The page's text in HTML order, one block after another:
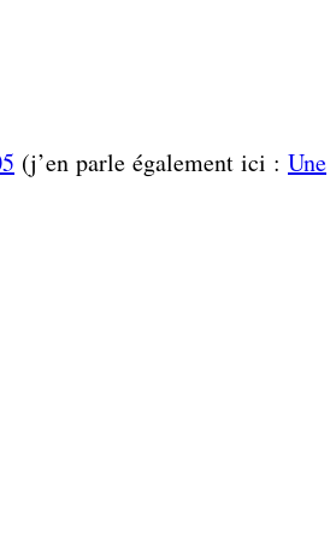
(j’en parle également ici : Une